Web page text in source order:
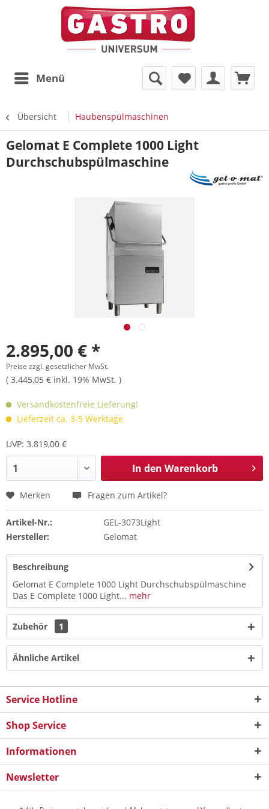
Menü
Übersicht Haubenspülmaschinen
Gelomat E Complete 1000 Light
Durchschubspülmaschine
2.895,00 € *
Preise zzgl. gesetzlicher MwSt.
( 3.445,05 € inkl. 19% MwSt. )
Versandkostenfreie Lieferung!
Lieferzeit ca. 3-5 Werktage
UVP: 3.819,00 €
In den Warenkorb
Merken Fragen zum Artikel?
Artikel-Nr.:
GEL-3073Light
Hersteller:
Gelomat
Beschreibung
Gelomat E Complete 1000 Light Durchschubspülmaschine
Das E Complete 1000 Light... mehr
Zubehör 1
Ähnliche Artikel
Service Hotline
Shop Service
Informationen
Newsletter